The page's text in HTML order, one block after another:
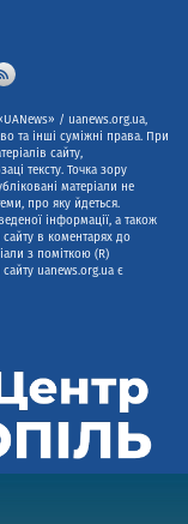
/ uanews.org.ua,
та інші суміжні права. При
сайту,
тексту. Точка зору
матеріали не
про яку йдеться.
інформації, а також
в коментарях до
з поміткою (R)
uanews.org.ua є